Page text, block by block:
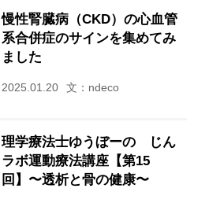
慢性腎臓病（CKD）の心血管
系合併症のサインを集めてみ
ました
2025.01.20 文：ndeco
理学療法士ゆうぼーの じん
ラボ運動療法講座【第15
回】〜透析と骨の健康〜